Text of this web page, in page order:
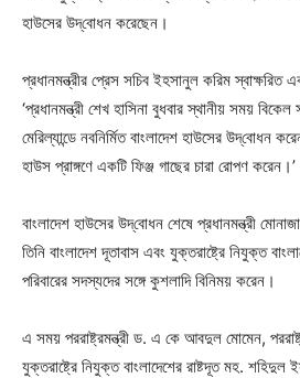
হাউসের উদ্‌বোধন করেছেন।
প্রধানমন্ত্রীর প্রেস সচিব ইহসানুল করিম স্বাক্ষরিত
‘প্রধানমন্ত্রী শেখ হাসিনা বুধবার স্থানীয় সময় বিকেল
মেরিল্যান্ডে নবনির্মিত বাংলাদেশ হাউসের উদ্‌বোধন
হাউস প্রাঙ্গণে একটি ফিঞ্জ গাছের চারা রোপণ করেন।’
বাংলাদেশ হাউসের উদ্‌বোধন শেষে প্রধানমন্ত্রী
তিনি বাংলাদেশ দূতাবাস এবং যুক্তরাষ্ট্রে নিযুক্ত
পরিবারের সদস্যদের সঙ্গে কুশলাদি বিনিময় করেন।
এ সময় পররাষ্ট্রমন্ত্রী ড. এ কে আবদুল মোমেন,
যুক্তরাষ্ট্রে নিযুক্ত বাংলাদেশের রাষ্টদূত মহ.